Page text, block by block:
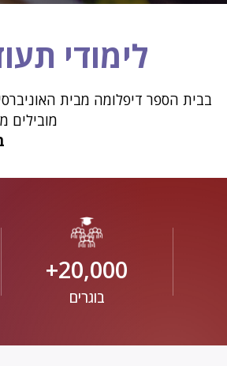
לימודי
בבית הספר דיפלומה מבית
מובילים
20,000+
בוגרים